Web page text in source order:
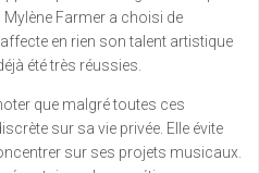
Farmer a choisi de
en rien son talent artistique
été très réussies.
que malgré toutes ces
sur sa vie privée. Elle évite
sur ses projets musicaux.